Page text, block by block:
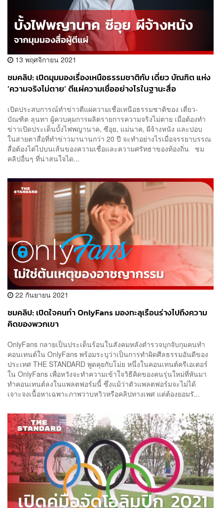
13 พฤศจิกายน 2021
ชมคลิป: เปิดมุมมองเรื่องเหนือธรรมชาติกับ เดี่ยว บัณฑิต แห่ง
‘ความจริงไม่ตาย’ ตีแผ่ความเชื่ออย่างไรในฐานะสื่อ
เปิดประสบการณ์ทำข่าวตีแผ่ความเชื่อเหนือธรรมชาติของ เดี่ยว-
บัณฑิต ลุนทา ผู้ควบคุมการผลิตรายการความจริงไม่ตาย เมื่อต้องทำ
ข่าวเปิดประเด็นบั้งไฟพญานาค, ซีอุย, แม่นาค, ผีจ้างหนัง และปอบ
ในสายตาสื่อที่ทำข่าวมานานกว่า 20 ปี จะทำอย่างไรเมื่อจรรยาบรรณ
สื่อต้องไต่ไปบนเส้นของความเชื่อและความศรัทธาของท้องถิ่น ชม
คลิปอื่นๆ ที่น่าสนใจได...
22 กันยายน 2021
ชมคลิป: เปิดใจคนทำ OnlyFans มองทะลุเรือนร่างไปถึงความ
คิดของพวกเขา
OnlyFans กลายเป็นประเด็นร้อนในสังคมหลังตำรวจบุกจับกุมคนทำ
คอนเทนต์ใน OnlyFans พร้อมระบุว่าเป็นการทำผิดศีลธรรมอันดีของ
ประเทศ THE STANDARD พูดคุยกับโม่ย หนึ่งในคอนเทนต์ครีเอเตอร์
ใน OnlyFans เพื่อหวังจะทำความเข้าใจวิธีคิดของคนรุ่นใหม่ที่หันมา
ทำคอนเทนต์ลงในแพลตฟอร์มนี้ ซึ่งแม้ว่าตัวแพลตฟอร์มจะไม่ได้
เจาะจงเนื้อหาเฉพาะภาพวาบหวิวหรือคลิปทางเพศ แต่ต้องยอมรั...